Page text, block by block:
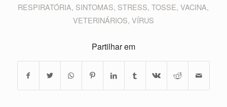
RESPIRATÓRIA, SINTOMAS, STRESS,TOSSE,VACINA,
VETERINÁRIOS, VÍRUS
Partilhar em